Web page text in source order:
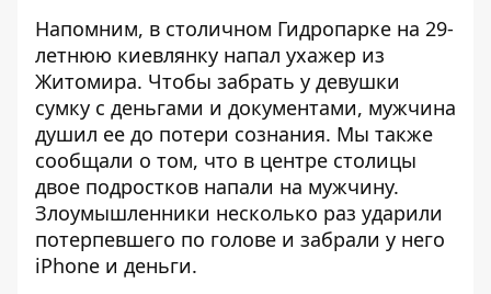
Напомним, в столичном Гидропарке на 29-
летнюю киевлянку напал ухажер из
Житомира. Чтобы забрать у девушки
сумку с деньгами и документами, мужчина
душил ее до потери сознания. Мы также
сообщали о том, что в центре столицы
двое подростков напали на мужчину.
Злоумышленники несколько раз ударили
потерпевшего по голове и забрали у него
iPhone и деньги.